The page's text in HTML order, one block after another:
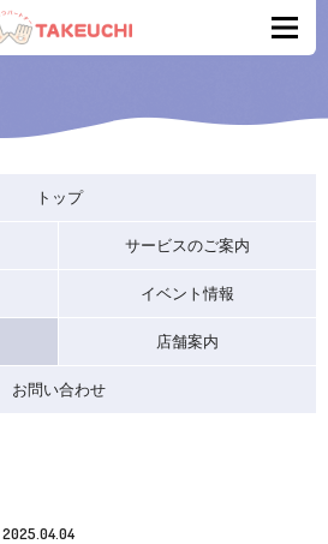
トップ
サービスのご案内
イベント情報
店舗案内
お問い合わせ
2025.04.04